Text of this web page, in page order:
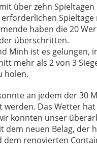
über zehn
Spieltage
haben die 20
überschritten.
Minh ist es gelungen,
mehr als 2 von 3
holen.
an jedem der 30
werden. Das Wetter
konnten unser
dem neuen Belag, der
dem renovierten